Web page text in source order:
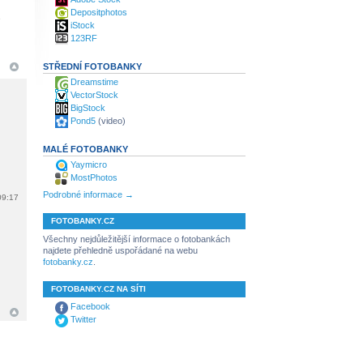
Depositphotos
iStock
123RF
STŘEDNÍ FOTOBANKY
Dreamstime
VectorStock
BigStock
Pond5 (video)
MALÉ FOTOBANKY
Yaymicro
MostPhotos
Podrobné informace →
FOTOBANKY.CZ
Všechny nejdůležitější informace o fotobankách
najdete přehledně uspořádané na webu
fotobanky.cz
FOTOBANKY.CZ NA SÍTI
Facebook
Twitter